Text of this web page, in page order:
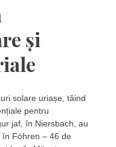
și
solare uriașe, tăind
pentru
jaf, în Niersbach, au
Föhren – 46 de